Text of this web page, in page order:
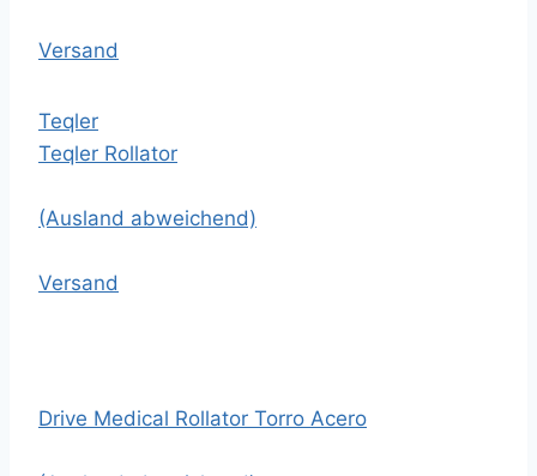
Versand
Teqler
Teqler Rollator
(Ausland abweichend)
Versand
Drive Medical Rollator Torro Acero